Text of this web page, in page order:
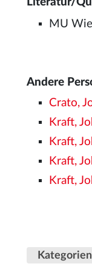
MU
Andere
Crato,
Kraft,
Kraft,
Kraft,
Kraft,
Kategorien